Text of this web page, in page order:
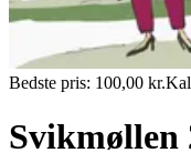
Bedste pris: 100,00 kr.
Svikmøllen